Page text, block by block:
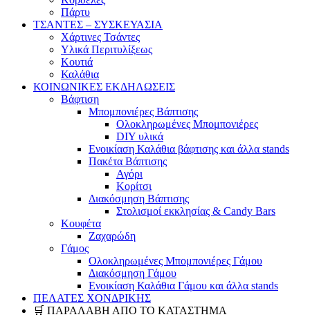
Πάρτυ
ΤΣΑΝΤΕΣ – ΣΥΣΚΕΥΑΣΙΑ
Χάρτινες Τσάντες
Υλικά Περιτυλίξεως
Κουτιά
Καλάθια
ΚΟΙΝΩΝΙΚΕΣ ΕΚΔΗΛΩΣΕΙΣ
Βάφτιση
Μπομπονιέρες Βάπτισης
Ολοκληρωμένες Μπομπονιέρες
DIY υλικά
Ενοικίαση Καλάθια βάφτισης και άλλα stands
Πακέτα Βάπτισης
Αγόρι
Κορίτσι
Διακόσμηση Βάπτισης
Στολισμοί εκκλησίας & Candy Bars
Κουφέτα
Ζαχαρώδη
Γάμος
Ολοκληρωμένες Μπομπονιέρες Γάμου
Διακόσμηση Γάμου
Ενοικίαση Καλάθια Γάμου και άλλα stands
ΠΕΛΑΤΕΣ ΧΟΝΔΡΙΚΗΣ
🛒 ΠΑΡΑΛΑΒΗ ΑΠΟ ΤΟ ΚΑΤΑΣΤΗΜΑ